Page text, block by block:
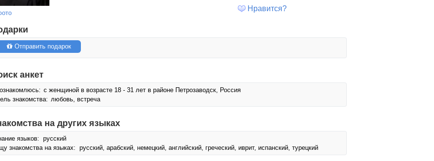
Нравится?
Отправить подарок
анкет
с женщиной в возрасте 18 - 31 лет в районе Петрозаводск, Россия
знакомства: любовь, встреча
на других языках
языков: русский
знакомства на языках: русский, арабский, немецкий, английский, греческий, иврит, испанский, турецкий